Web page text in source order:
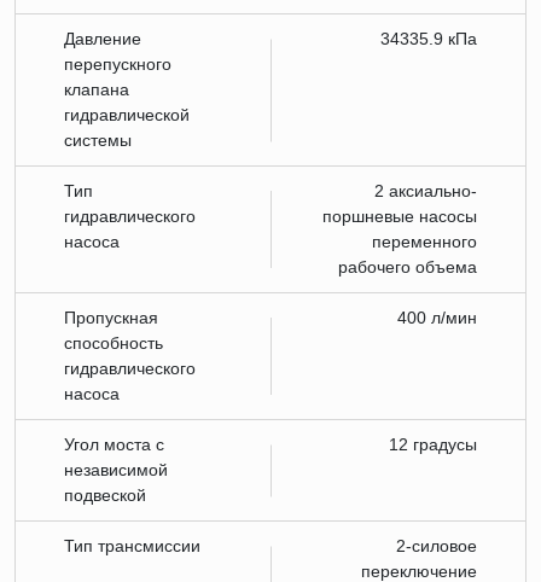
Давление
перепускного
клапана
гидравлической
системы
34335.9 кПа
Тип
гидравлического
насоса
2 аксиально-
поршневые насосы
переменного
рабочего объема
Пропускная
способность
гидравлического
насоса
400 л/мин
Угол моста с
независимой
подвеской
12 градусы
Тип трансмиссии
2-силовое
переключение